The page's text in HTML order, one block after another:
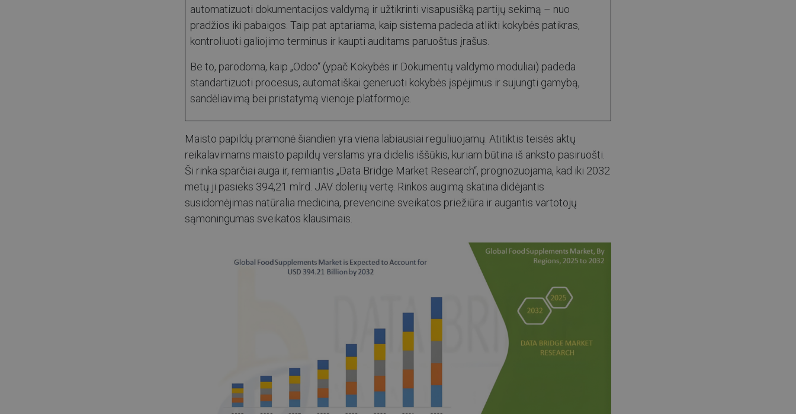
automatizuoti dokumentacijos valdymą ir užtikrinti visapusišką partijų sekimą – nuo
pradžios iki pabaigos. Taip pat aptariama, kaip sistema padeda atlikti kokybės patikras,
kontroliuoti galiojimo terminus ir kaupti auditams paruoštus įrašus.
Be to, parodoma, kaip „Odoo“ (ypač Kokybės ir Dokumentų valdymo moduliai) padeda
standartizuoti procesus, automatiškai generuoti kokybės įspėjimus ir sujungti gamybą,
sandėliavimą bei pristatymą vienoje platformoje.
Maisto papildų pramonė šiandien yra viena labiausiai reguliuojamų. Atitiktis teisės aktų
reikalavimams maisto papildų verslams yra didelis iššūkis, kuriam būtina iš anksto pasiruošti.
Ši rinka sparčiai auga ir, remiantis „Data Bridge Market Research“, prognozuojama, kad iki 2032
metų ji pasieks 394,21 mlrd. JAV dolerių vertę. Rinkos augimą skatina didėjantis
susidomėjimas natūralia medicina, prevencine sveikatos priežiūra ir augantis vartotojų
sąmoningumas sveikatos klausimais.